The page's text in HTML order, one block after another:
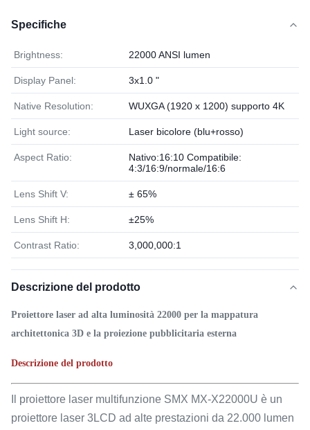
Specifiche
Brightness: 22000 ANSI lumen
Display Panel: 3x1.0 "
Native Resolution: WUXGA (1920 x 1200) supporto 4K
Light source: Laser bicolore (blu+rosso)
Aspect Ratio:
Nativo:16:10 Compatibile:
4:3/16:9/normale/16:6
Lens Shift V: ± 65%
Lens Shift H: ±25%
Contrast Ratio: 3,000,000:1
Descrizione del prodotto
Proiettore laser ad alta luminosità 22000 per la mappatura
architettonica 3D e la proiezione pubblicitaria esterna
Descrizione del prodotto
Il proiettore laser multifunzione SMX MX-X22000U è un
proiettore laser 3LCD ad alte prestazioni da 22.000 lumen